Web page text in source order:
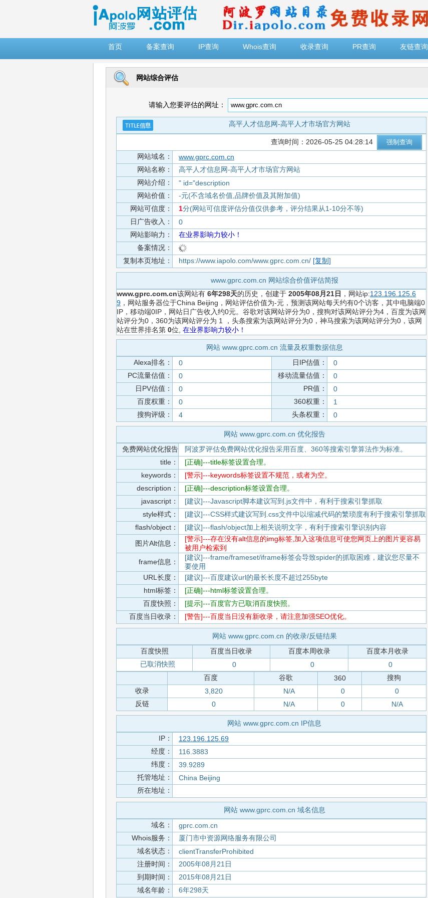
首页
备案查询 IP查询 Whois查询 收录查询 PR查询 友链查询
网站综合评估
请输入您要评估的网址：
高平人才信息网-高平人才市场官方网站
查询时间：2026-05-25 04:28:14
网站域名：
www.gprc.com.cn
网站名称：
高平人才信息网-高平人才市场官方网站
网站介绍：
" id="description
网站价值：
-元(不含域名价值,品牌价值及其附加值)
网站可信度：
1分(网站可信度评估分值仅供参考，评分结果从1-10分不等)
日广告收入：
0
网站影响力：
在业界影响力较小！
备案情况：
复制本页地址：
https://www.iapolo.com/www.gprc.com.cn/ [复制]
www.gprc.com.cn 网站综合价值评估简报
www.gprc.com.cn该网站有 6年298天的历史，创建于 2005年08月21日 ，网站ip:123.196.125.6
9 ，网站服务器位于China Beijing，网站评估价值为-元，预测该网站每天约有0个访客，其中电脑端0
IP，移动端0IP，网站日广告收入约0元。谷歌对该网站评分为0，搜狗对该网站评分为4，百度为该网
站评分为0，360为该网站评分为 1 ，头条搜索为该网站评分为0，神马搜索为该网站评分为0，该网
站在世界排名第 0位, 在业界影响力较小！
网站 www.gprc.com.cn 流量及权重数据信息
Alexa排名：
0 日IP估值：
0
PC流量估值：
0 移动流量估值：
0
日PV估值：
0 PR值：
0
百度权重：
0 360权重：
1
搜狗评级：
4 头条权重： 0
网站 www.gprc.com.cn 优化报告
免费网站优化报告
阿波罗评估免费网站优化报告采用百度、360等搜索引擎算法作为标准。
title：
[正确]---title标签设置合理。
keywords：
[警示]---keywords标签设置不规范，或者为空。
description：
[正确]---description标签设置合理。
javascript：
[建议]---Javascript脚本建议写到.js文件中，有利于搜索引擎抓取
style样式：
[建议]---CSS样式建议写到.css文件中以缩减代码的繁琐度有利于搜索引擎抓取
flash/object：
[建议]---flash/object加上相关说明文字，有利于搜索引擎识别内容
图片Alt信息：
[警示]---存在没有alt信息的img标签,加入这项信息可使您网页上的图片更容易
被用户检索到
frame信息：
[建议]---frame/frameset/iframe标签会导致spider的抓取困难，建议您尽量不
要使用
URL长度：
[建议]---百度建议url的最长长度不超过255byte
html标签：
[正确]---html标签设置合理。
百度快照：
[提示]---百度官方已取消百度快照。
百度当日收录：
[警告]---百度当日没有新收录，请注意加强SEO优化。
网站 www.gprc.com.cn 的收录/反链结果
百度快照
百度当日收录 百度本周收录
百度本月收录
已取消快照
0 0
0
百度
谷歌 360
搜狗
收录
3,820 N/A 0
0
反链
0 N/A 0 N/A
网站 www.gprc.com.cn IP信息
IP：
123.196.125.69
经度：
116.3883
纬度：
39.9289
托管地址：
China Beijing
所在地址：
网站 www.gprc.com.cn 域名信息
域名：
gprc.com.cn
Whois服务：
厦门市中资源网络服务有限公司
域名状态：
clientTransferProhibited
注册时间：
2005年08月21日
到期时间：
2015年08月21日
域名年龄：
6年298天